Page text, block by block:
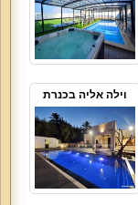
וילה אליה בכנרת